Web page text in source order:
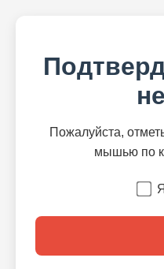
Пожалуйста,
мышью по